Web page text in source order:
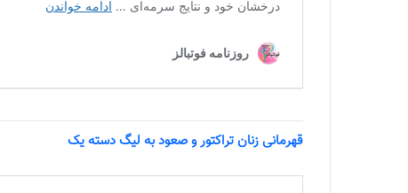
قهرمانی زنان تراکتور و صعود به لیگ دسته یک